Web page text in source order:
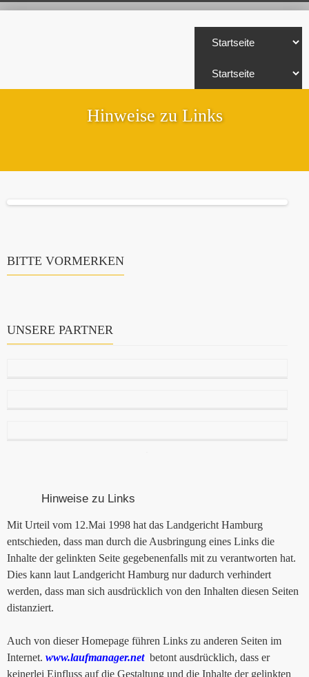
Hinweise zu Links
BITTE VORMERKEN
UNSERE PARTNER
Hinweise zu Links
Mit Urteil vom 12.Mai 1998 hat das Landgericht Hamburg
entschieden, dass man durch die Ausbringung eines Links die
Inhalte der gelinkten Seite gegebenenfalls mit zu verantworten hat.
Dies kann laut Landgericht Hamburg nur dadurch verhindert
werden, dass man sich ausdrücklich von den Inhalten diesen Seiten
distanziert.
Auch von dieser Homepage führen Links zu anderen Seiten im
Internet. www.laufmanager.netbetont ausdrücklich, dass er
keinerlei Einfluss auf die Gestaltung und die Inhalte der gelinkten